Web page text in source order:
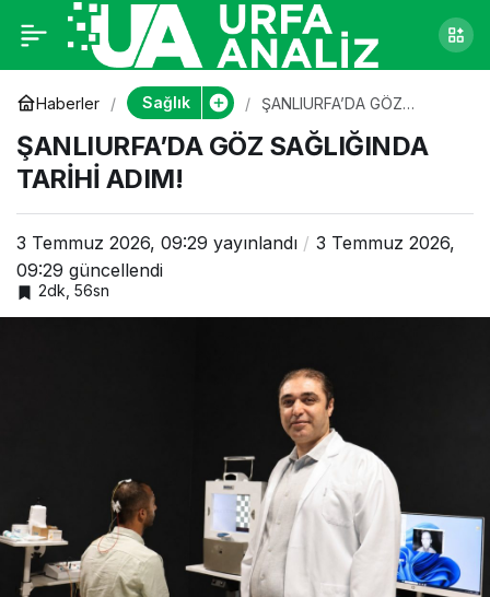
Haberler Sağlık
ŞANLIURFA’DA GÖZ
ŞANLIURFA’DA GÖZ SAĞLIĞINDA
TARİHİ ADIM!
3 Temmuz 2026, 09:29 yayınlandı
3 Temmuz 2026,
09:29 güncellendi
2dk, 56sn
ŞANLIURFA’DA GÖZ
SAĞLIĞINDA TARİHİ
ADIM!
0